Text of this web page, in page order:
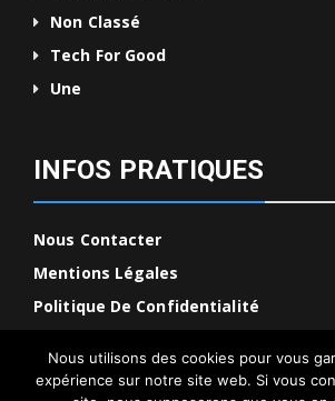
Non Classé
Tech For Good
Une
INFOS PRATIQUES
Nous Contacter
Mentions Légales
Politique De Confidentialité
Nous utilisons des cookies pour vous
expérience sur notre site web. Si vous